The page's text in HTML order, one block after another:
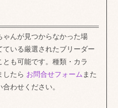
ゃんが見つからなかった場
いる厳選されたブリーダー
も可能です。種類・カラ
したら お問合せフォーム また
合わせください。